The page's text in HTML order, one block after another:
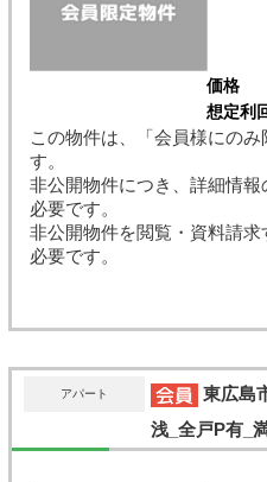
価格
想定利
この物件は、「会員様にの
す。
非公開物件につき、詳細情
必要です。
非公開物件を閲覧・資料請
必要です。
アパート
東広島
浅_全戸P有_